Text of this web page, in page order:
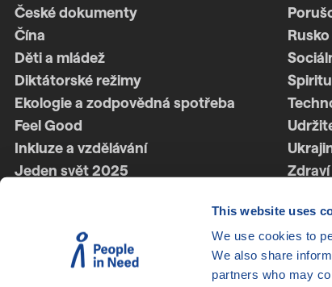
This website uses
We use cookies to
We also share
partners who may
České dokumenty
Čína
Rusko
Děti a mládež
Diktátorské režimy
Ekologie a zodpovědná spotřeba
Feel Good
Inkluze a vzdělávání
Jeden svět 2025